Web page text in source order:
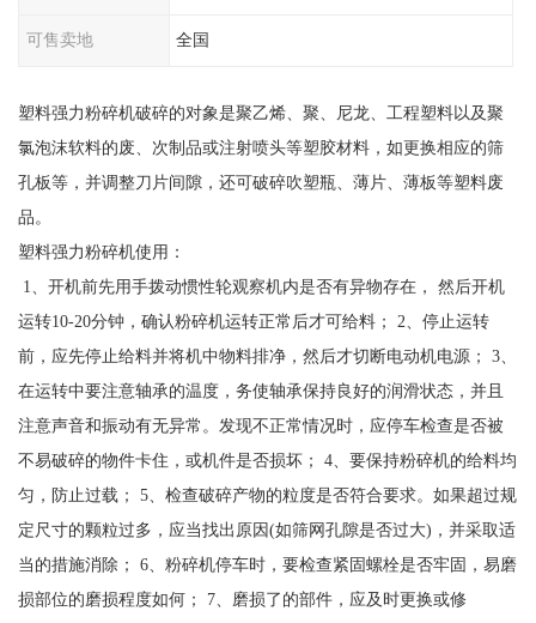
可售卖地 全国
塑料强力粉碎机破碎的对象是聚乙烯、聚、尼龙、工程塑料以及聚
氯泡沫软料的废、次制品或注射喷头等塑胶材料，如更换相应的筛
孔板等，并调整刀片间隙，还可破碎吹塑瓶、薄片、薄板等塑料废
品。
塑料强力粉碎机使用：
1、开机前先用手拨动惯性轮观察机内是否有异物存在， 然后开机
运转10-20分钟，确认粉碎机运转正常后才可给料； 2、停止运转
前，应先停止给料并将机中物料排净，然后才切断电动机电源； 3、
在运转中要注意轴承的温度，务使轴承保持良好的润滑状态，并且
注意声音和振动有无异常。发现不正常情况时，应停车检查是否被
不易破碎的物件卡住，或机件是否损坏； 4、要保持粉碎机的给料均
匀，防止过载； 5、检查破碎产物的粒度是否符合要求。如果超过规
定尺寸的颗粒过多，应当找出原因(如筛网孔隙是否过大)，并采取适
当的措施消除； 6、粉碎机停车时，要检查紧固螺栓是否牢固，易磨
损部位的磨损程度如何； 7、磨损了的部件，应及时更换或修